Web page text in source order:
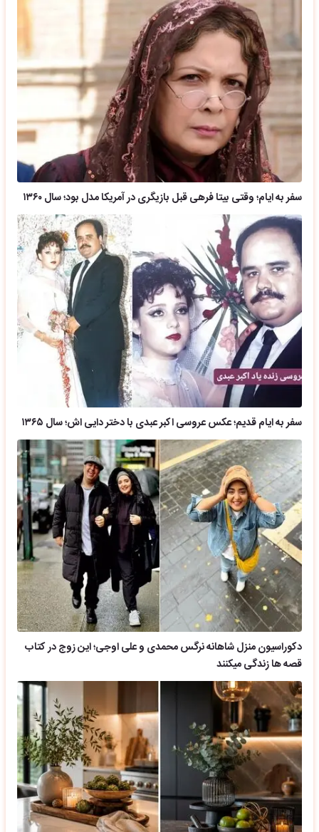
سفر به ایام؛ وقتی بیتا فرهی قبل بازیگری در آمریکا مدل بود؛ سال ۱۳۶۰
سفر به ایام قدیم؛ عکس عروسی اکبر عبدی با دختر دایی اش؛ سال ۱۳۶۵
دکوراسیون منزل شاهانه نرگس محمدی و علی اوجی؛ این زوج در کتاب
قصه ها زندگی میکنند